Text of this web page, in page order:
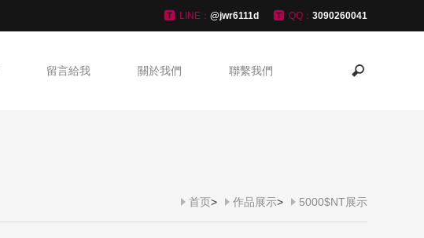
LINE： @jwr6111d QQ： 3090260041
留言給我 關於我們 聯繫我們
首页> 作品展示> 5000$NT展示